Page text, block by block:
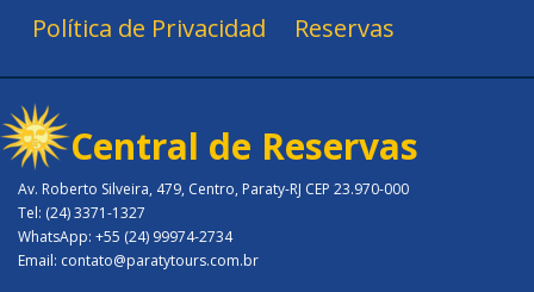
Política de Privacidad Reservas
Central de Reservas
Av. Roberto Silveira, 479, Centro, Paraty-RJ CEP 23.970-000
Tel: (24) 3371-1327
WhatsApp: +55 (24) 99974-2734
Email: contato@paratytours.com.br